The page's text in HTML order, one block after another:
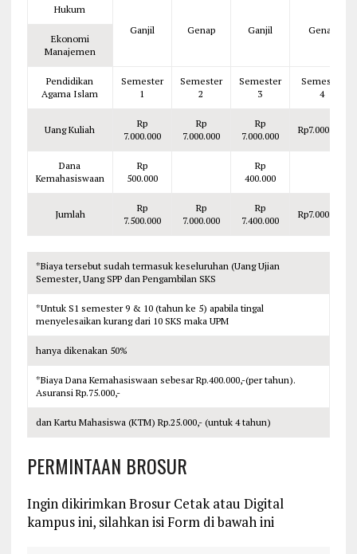
Hukum
Ganjil
Genap Ganjil Genap
Ekonomi
Manajemen
Pendidikan
Agama Islam
Semester
1
Semester
2
Semester
3
Semester
4
Uang Kuliah
Rp
7.000.000
Rp
7.000.000
Rp
7.000.000
Rp7.000.000
Dana
Kemahasiswaan
Rp
500.000
Rp
400.000
Jumlah
Rp
7.500.000
Rp
7.000.000
Rp
7.400.000
Rp7.000.000
*Biaya tersebut sudah termasuk keseluruhan (Uang Ujian
Semester, Uang SPP dan Pengambilan SKS
*Untuk S1 semester 9 & 10 (tahun ke 5) apabila tingal
menyelesaikan kurang dari 10 SKS maka UPM
hanya dikenakan 50%
*Biaya Dana Kemahasiswaan sebesar Rp.400.000,-(per tahun).
Asuransi Rp.75.000,-
dan Kartu Mahasiswa (KTM) Rp.25.000,- (untuk 4 tahun)
PERMINTAAN BROSUR
Ingin dikirimkan Brosur Cetak atau Digital
kampus ini, silahkan isi Form di bawah ini